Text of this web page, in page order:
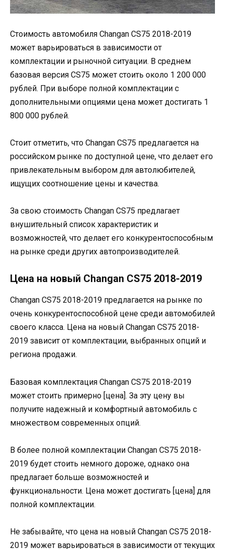
Стоимость автомобиля Changan CS75 2018-2019
может варьироваться в зависимости от
комплектации и рыночной ситуации. В среднем
базовая версия CS75 может стоить около 1 200 000
рублей. При выборе полной комплектации с
дополнительными опциями цена может достигать 1
800 000 рублей.
Стоит отметить, что Changan CS75 предлагается на
российском рынке по доступной цене, что делает его
привлекательным выбором для автолюбителей,
ищущих соотношение цены и качества.
За свою стоимость Changan CS75 предлагает
внушительный список характеристик и
возможностей, что делает его конкурентоспособным
на рынке среди других автопроизводителей.
Цена на новый Changan CS75 2018-2019
Changan CS75 2018-2019 предлагается на рынке по
очень конкурентоспособной цене среди автомобилей
своего класса. Цена на новый Changan CS75 2018-
2019 зависит от комплектации, выбранных опций и
региона продажи.
Базовая комплектация Changan CS75 2018-2019
может стоить примерно [цена]. За эту цену вы
получите надежный и комфортный автомобиль с
множеством современных опций.
В более полной комплектации Changan CS75 2018-
2019 будет стоить немного дороже, однако она
предлагает больше возможностей и
функциональности. Цена может достигать [цена] для
полной комплектации.
Не забывайте, что цена на новый Changan CS75 2018-
2019 может варьироваться в зависимости от текущих